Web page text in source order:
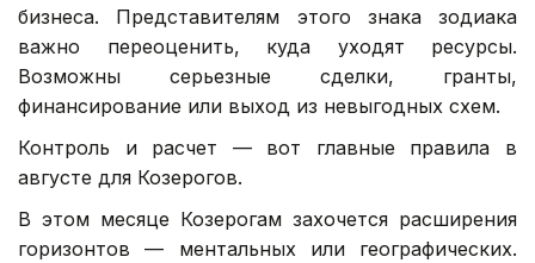
бизнеса. Представителям этого знака зодиака
важно переоценить, куда уходят ресурсы.
Возможны серьезные сделки, гранты,
финансирование или выход из невыгодных схем.
Контроль и расчет — вот главные правила в
августе для Козерогов.
В этом месяце Козерогам захочется расширения
горизонтов — ментальных или географических.